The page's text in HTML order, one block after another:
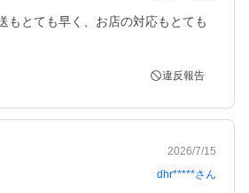
もとても早く、お店の対応もとても
違反報告
2026/7/15
dhr*****さん